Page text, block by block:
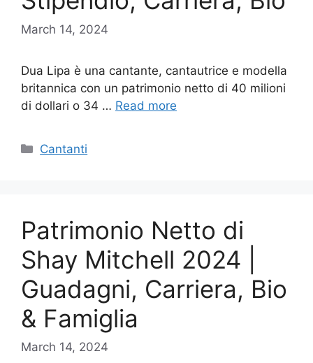
March 14, 2024
Dua Lipa è una cantante, cantautrice e modella
britannica con un patrimonio netto di 40 milioni
di dollari o 34 … Read more
Categories
Cantanti
Patrimonio Netto di
Shay Mitchell 2024 |
Guadagni, Carriera, Bio
& Famiglia
March 14, 2024